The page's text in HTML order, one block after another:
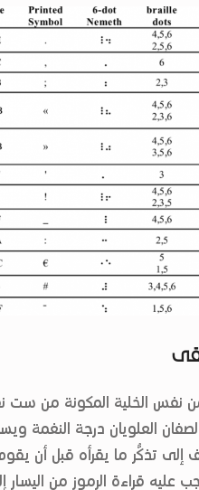
نفس الخلية المكونة من ست
العلويان درجة النغمة
تذكُّر ما يقرأه قبل أن
عليه قراءة الرموز من اليسار